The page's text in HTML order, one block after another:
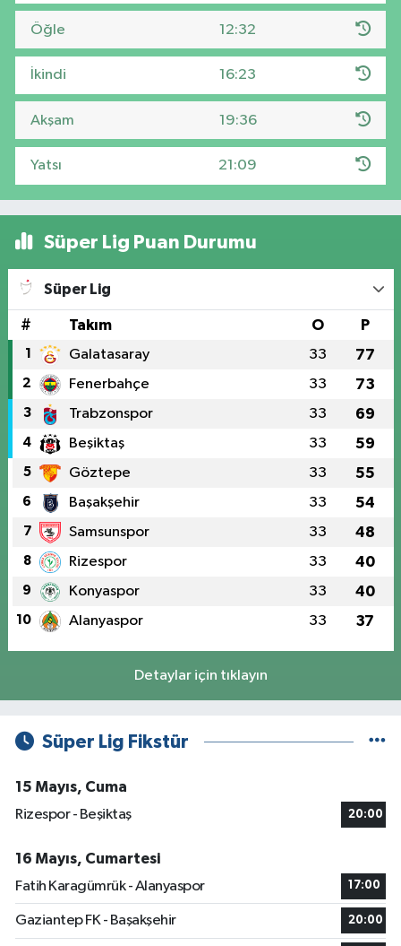
Öğle 12:32
İkindi 16:23
Akşam 19:36
Yatsı 21:09
Süper Lig Puan Durumu
Süper Lig
# Takım O P
1 Galatasaray 33 77
2 Fenerbahçe 33 73
3 Trabzonspor 33 69
4 Beşiktaş 33 59
5 Göztepe 33 55
6 Başakşehir 33 54
7 Samsunspor 33 48
8 Rizespor 33 40
9 Konyaspor 33 40
10 Alanyaspor 33 37
Detaylar için tıklayın
Süper Lig Fikstür
15 Mayıs, Cuma
Rizespor - Beşiktaş
20:00
16 Mayıs, Cumartesi
Fatih Karagümrük - Alanyaspor
17:00
Gaziantep FK - Başakşehir 20:00